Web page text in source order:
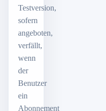
Testversion,
sofern
angeboten,
verfällt,
wenn
der
Benutzer
ein
Abonnement